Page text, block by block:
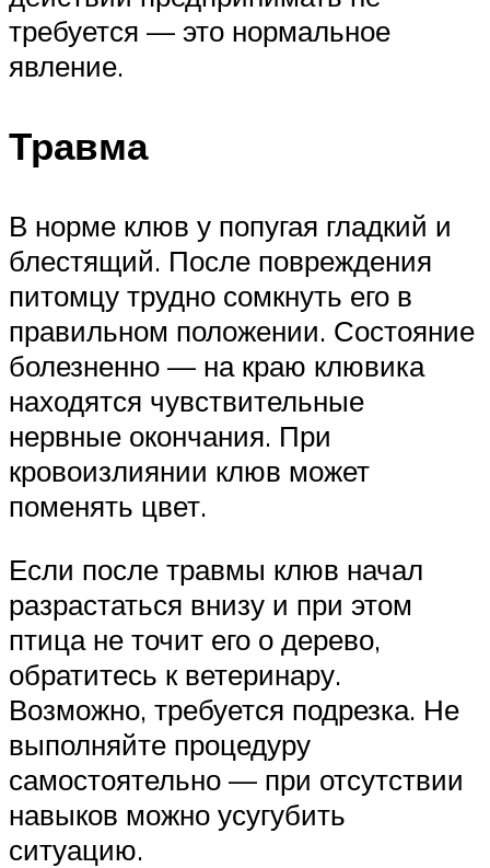
требуется — это нормальное
явление.
Травма
В норме клюв у попугая гладкий и
блестящий. После повреждения
питомцу трудно сомкнуть его в
правильном положении. Состояние
болезненно — на краю клювика
находятся чувствительные
нервные окончания. При
кровоизлиянии клюв может
поменять цвет.
Если после травмы клюв начал
разрастаться внизу и при этом
птица не точит его о дерево,
обратитесь к ветеринару.
Возможно, требуется подрезка. Не
выполняйте процедуру
самостоятельно — при отсутствии
навыков можно усугубить
ситуацию.